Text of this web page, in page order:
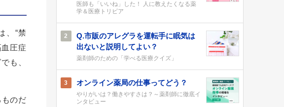
、“禁
圧症
も、
のだ
医師も「いいね」した！ 人に教えたくなる薬
学＆医療トリビア
2
Q.市販のアレグラを運転手に眠気は
出ないと説明してよい？
薬剤師のための「学べる医療クイズ」
3 オンライン薬局の仕事ってどう？
やりがいは？働きやすさは？～薬剤師に徹底イ
ンタビュー